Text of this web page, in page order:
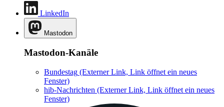
LinkedIn
Mastodon
Mastodon-Kanäle
Bundestag (Externer Link, Link öffnet ein neues
Fenster)
hib-Nachrichten (Externer Link, Link öffnet ein neues
Fenster)